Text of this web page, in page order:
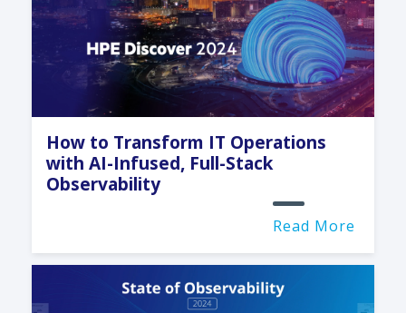
How to Transform IT Operations
with AI-Infused, Full-Stack
Observability
Read More